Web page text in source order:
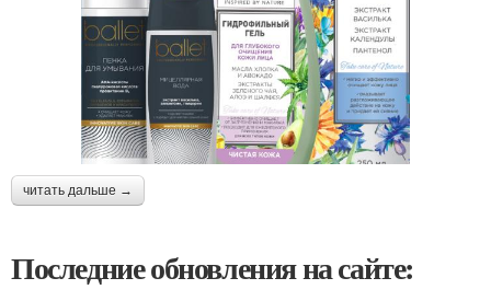
читать дальше →
Последние обновления на сайте: